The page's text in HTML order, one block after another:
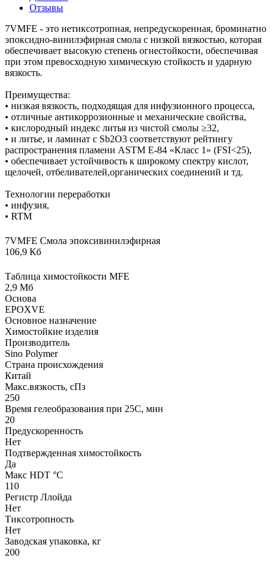
Отзывы
7VMFE - это нетиксотропная, непредускоренная, броминатно
эпоксидно-винилэфирная смола с низкой вязкостью, которая
обеспечивает высокую степень огнестойкости, обеспечивая
при этом превосходную химическую стойкость и ударную
вязкость.
Преимущества:
• низкая вязкость, подходящая для инфузионного процесса,
• отличные антикоррозионные и механические свойства,
• кислородный индекс литья из чистой смолы ≥32,
• и литье, и ламинат с Sb2O3 соответствуют рейтингу
распространения пламени ASTM E-84 «Класс 1» (FSI<25),
• обеспечивает устойчивость к широкому спектру кислот,
щелочей, отбеливателей,органических соединений и тд.
Технологии переработки
• инфузия,
• RTM
7VMFE Смола эпоксивинилэфирная
106,9 Кб
Таблица химостойкости MFE
2,9 Мб
Основа
EPOXVE
Основное назначение
Химостойкие изделия
Производитель
Sino Polymer
Страна происхождения
Китай
Макс.вязкoсть, сПз
250
Время гелеобразования при 25С, мин
20
Предускоренность
Нет
Подтвержденная химостойкость
Да
Макс HDT °С
110
Регистр Ллойда
Нет
Тиксотропность
Нет
Заводская упаковка, кг
200